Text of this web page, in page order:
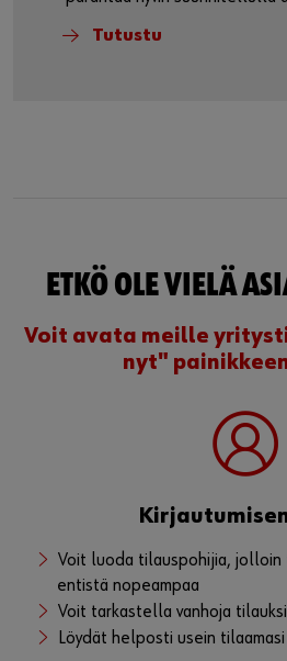
työskentelyn tehokkuutta
Tutustu
ETKÖ OLE VIELÄ
Voit avata meille